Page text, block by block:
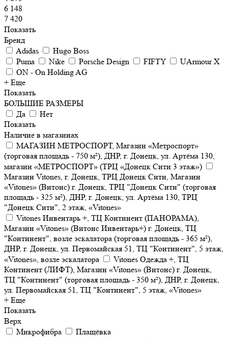
6 148
7 420
Показать
Бренд
Adidas
Hugo Boss
Puma
Nike Porsche Design FIFTY
UArmour X
ON - On Holding AG
+ Еще
Показать
БОЛЬШИЕ РАЗМЕРЫ
Да
Нет
Показать
Наличие в магазинах
МАГАЗИН МЕТРОСПОРТ, Магазин «Метроспорт»
(торговая площадь - 750 м²), ДНР, г. Донецк, ул. Артёма 130,
магазин «МЕТРОСПОРТ» (ТРЦ «Донецк Сити 3 этаж»)
Магазин Vitones, г. Донецк, ТРЦ Донецк Сити, Магазин
«Vitones» (Витонс) г. Донецк, ТРЦ "Донецк Сити" (торговая
площадь - 325 м²), ДНР, г. Донецк, ул. Артёма 130, ТРЦ
"Донецк Сити", 2 этаж, «Vitones»
Vitones Инвентарь +, ТЦ Континент (ПАНОРАМА),
Магазин «Vitones» (Витонс Инвентарь+) г. Донецк, ТЦ
"Континент", возле эскалатора (торговая площадь - 365 м²),
ДНР, г. Донецк, ул. Первомайская 51, ТЦ "Континент", 5 этаж,
«Vitones», возле эскалатора
Vitones Одежда +, ТЦ
Континент (ЛИФТ), Магазин «Vitones» (Витонс) г. Донецк,
ТЦ "Континент" (торговая площадь - 350 м²), ДНР, г. Донецк,
ул. Первомайская 51, ТЦ "Континент", 5 этаж, «Vitones»
+ Еще
Показать
Верх
Микрофибра
Плащёвка